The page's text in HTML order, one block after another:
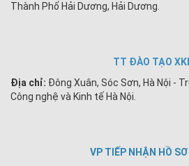
Thành Phố Hải Dương, Hải Dương.
TT ĐÀO TẠO
Địa chỉ: Đông Xuân, Sóc Sơn, Hà Nội -
Công nghệ và Kinh tế Hà Nội.
VP TIẾP NHẬN HỒ SƠ